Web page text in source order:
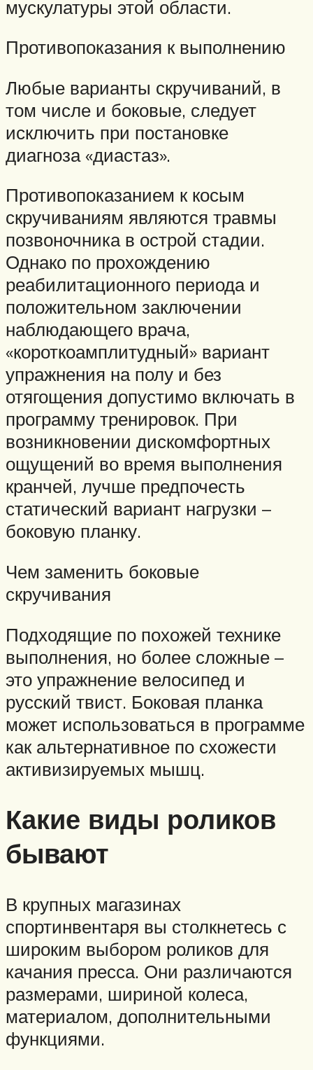
мускулатуры этой области.
Противопоказания к выполнению
Любые варианты скручиваний, в
том числе и боковые, следует
исключить при постановке
диагноза «диастаз».
Противопоказанием к косым
скручиваниям являются травмы
позвоночника в острой стадии.
Однако по прохождению
реабилитационного периода и
положительном заключении
наблюдающего врача,
«короткоамплитудный» вариант
упражнения на полу и без
отягощения допустимо включать в
программу тренировок. При
возникновении дискомфортных
ощущений во время выполнения
кранчей, лучше предпочесть
статический вариант нагрузки –
боковую планку.
Чем заменить боковые
скручивания
Подходящие по похожей технике
выполнения, но более сложные –
это упражнение велосипед и
русский твист. Боковая планка
может использоваться в программе
как альтернативное по схожести
активизируемых мышц.
Какие виды роликов
бывают
В крупных магазинах
спортинвентаря вы столкнетесь с
широким выбором роликов для
качания пресса. Они различаются
размерами, шириной колеса,
материалом, дополнительными
функциями.